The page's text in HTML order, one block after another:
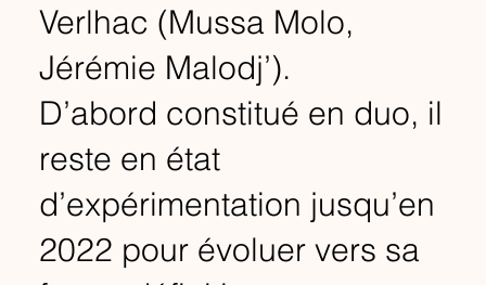
Verlhac (Mussa Molo,
Jérémie Malodj’).
D’abord constitué en duo, il
reste en état
d’expérimentation jusqu’en
2022 pour évoluer vers sa